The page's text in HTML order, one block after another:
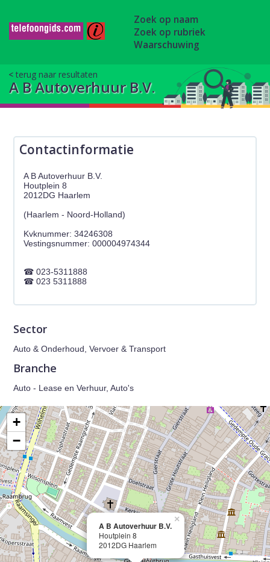
Zoek op naam
Zoek op rubriek
Waarschuwing
terug naar resultaten
A B Autoverhuur B.V.
Contactinformatie
A B Autoverhuur B.V.
Houtplein 8
2012DG Haarlem
(Haarlem - Noord-Holland)
Kvknummer: 34246308
023-5311888
023 5311888
Sector
Auto & Onderhoud, Vervoer & Transport
Branche
Auto - Lease en Verhuur, Auto's
A B Autoverhuur B.V.
Houtplein 8
2012DG Haarlem
×
+
−